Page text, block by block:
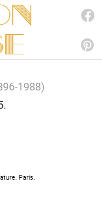
1988)
Paris.
Paris.